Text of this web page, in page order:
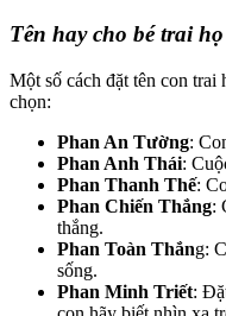
Tên hay cho bé trai
Một số cách đặt tên con trai
chọn:
Phan An Tường:
Phan Anh Thái:
Phan Thanh Thế:
Phan Chiến Thắng:
thắng.
Phan Toàn Thắng:
sống.
Phan Minh Triết: